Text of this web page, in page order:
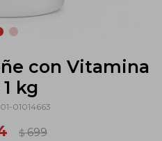
con Vitamina
kg
01014663
$ 699